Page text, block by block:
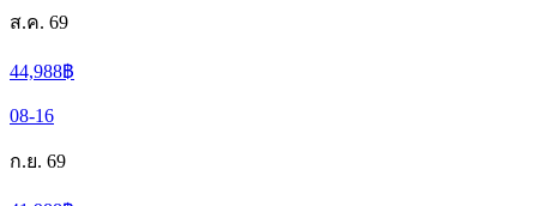
ส.ค. 69
44,988฿
08-16
ก.ย. 69